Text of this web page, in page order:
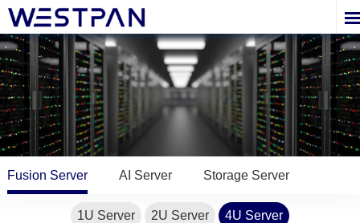
Fusion Server AI Server Storage Server
1U Server 2U Server 4U Server